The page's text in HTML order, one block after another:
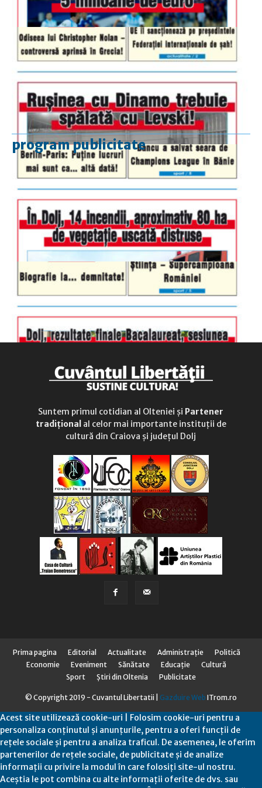
program publicitate
luni-vineri
9.00 - 17.00
duminică
9.00 - 12.00
Suntem primul cotidian al Olteniei și Partener
tradițional al celor mai importante instituții de
cultură din Craiova și județul Dolj
Prima pagina Editorial Actualitate Administraţie
Politică
Economie
Eveniment Sănătate Educaţie
Cultură
Sport
Știri din Oltenia Publicitate
© Copyright 2019 - Cuvantul Libertatii | Gazduire Web ITrom.ro
Acest site utilizează cookie-uri | Folosim cookie-uri pentru a
personaliza conținutul și anunțurile, pentru a oferi funcții de
rețele sociale și pentru a analiza traficul. De asemenea, le oferim
partenerilor de rețele sociale, de publicitate și de analize
informații cu privire la modul în care folosiți site-ul nostru.
Aceștia le pot combina cu alte informații oferite de dvs. sau